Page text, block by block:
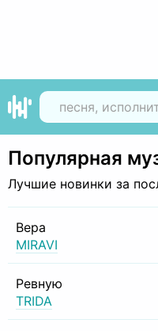
Популярная
Лучшие новинки за
Вера
MIRAVI
Ревную
TRIDA